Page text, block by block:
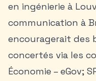
en ingénierie à
communication à
encouragerait des
concertés via les
Économie – eGov;